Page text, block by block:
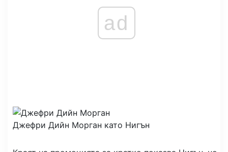
ad
Джефри Дийн Морган като Нигън